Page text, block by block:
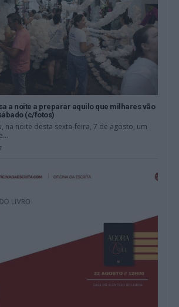
a noite a preparar aquilo que milhares vão
(c/fotos)
na noite desta sexta-feira, 7 de agosto, um